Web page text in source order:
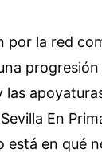
por la red
En
está en qué